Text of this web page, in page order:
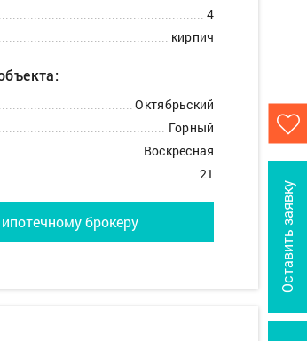
Оставить заявку
4
кирпич
Октябрьский
Горный
Воскресная
21
брокеру